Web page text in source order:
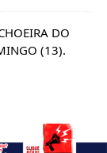
DO
(13).